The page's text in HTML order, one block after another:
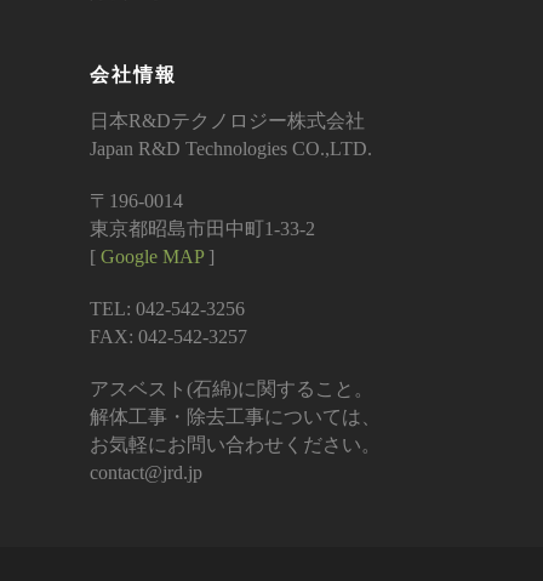
会社情報
日本R&Dテクノロジー株式会社
Japan R&D Technologies CO.,LTD.
〒196-0014
東京都昭島市田中町1-33-2
[ Google MAP]
TEL: 042-542-3256
FAX: 042-542-3257
アスベスト(石綿)に関すること。
解体工事・除去工事については、
お気軽にお問い合わせください。
contact@jrd.jp